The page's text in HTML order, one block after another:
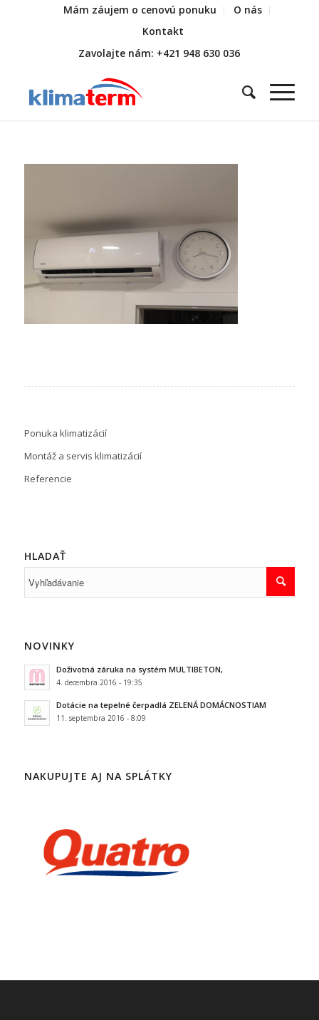
Mám záujem o cenovú ponuku
O nás
Kontakt
Zavolajte nám: +421 948 630 036
Ponuka klimatizácií
Montáž a servis klimatizácií
Referencie
HLADAŤ
NOVINKY
Doživotná záruka na systém MULTIBETON,
4. decembra 2016 - 19:35
Dotácie na tepelné čerpadlá ZELENÁ DOMÁCNOSTIAM
11. septembra 2016 - 8:09
NAKUPUJTE AJ NA SPLÁTKY